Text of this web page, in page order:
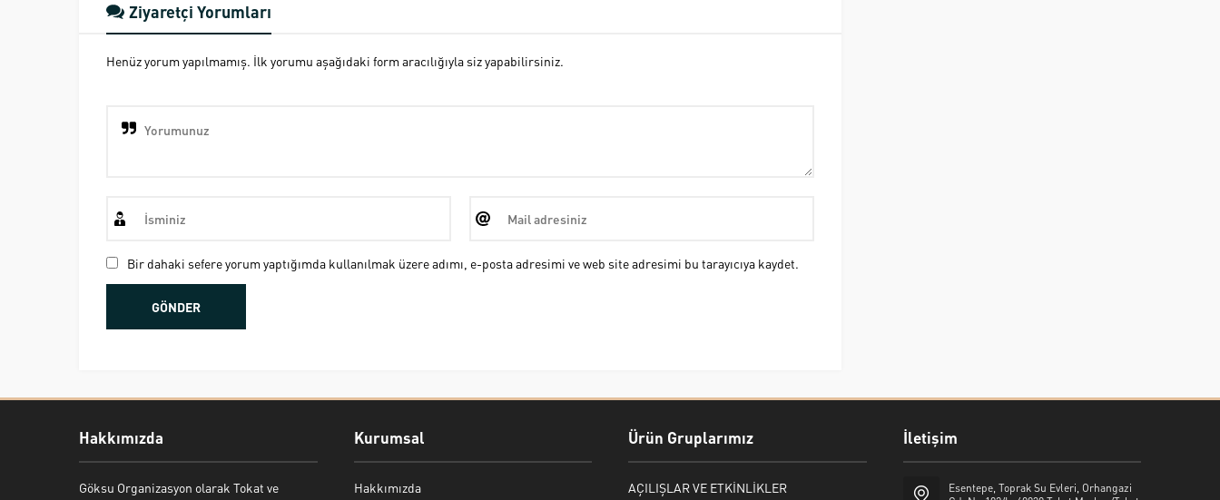
Ziyaretçi Yorumları
Henüz yorum yapılmamış. İlk yorumu aşağıdaki form aracılığıyla siz yapabilirsiniz.
Bir dahaki sefere yorum yaptığımda kullanılmak üzere adımı, e-posta adresimi ve web site adresimi bu tarayıcıya kaydet.
Hakkımızda
Göksu Organizasyon olarak Tokat ve
Kurumsal
Hakkımızda
Ürün Gruplarımız
AÇILIŞLAR VE ETKİNLİKLER
İletişim
Esentepe, Toprak Su Evleri, Orhangazi
Bekir Kiper